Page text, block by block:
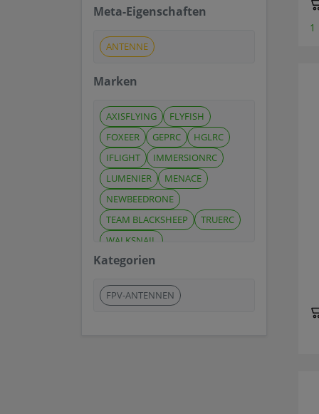
Meta-Eigenschaften
ANTENNE
Marken
AXISFLYING
FLYFISH
FOXEER
GEPRC
HGLRC
IFLIGHT
IMMERSIONRC
LUMENIER
MENACE
NEWBEEDRONE
TEAM BLACKSHEEP
TRUERC
WALKSNAIL
Kategorien
FPV-ANTENNEN
1